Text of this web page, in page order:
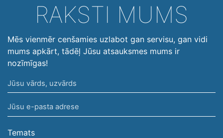
RAKSTI MUMS
Mēs vienmēr cenšamies uzlabot gan servisu, gan vidi
mums apkārt, tādēļ Jūsu atsauksmes mums ir
nozīmīgas!
Jūsu
vārds,
uzvārds
Jūsu
e-
pasta
Temats